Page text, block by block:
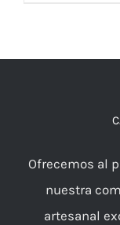
Ofrecemos al
nuestra
artesanal